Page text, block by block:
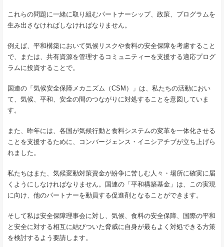
これらの問題に一緒に取り組むパートナーシップ、政策、プログラムを
生み出さなければしなければなりません。
例えば、平和構築において気候リスクや食料の安全保障を考慮すること
で、または、共有資源を管理するコミュニティーを支援する適応プログ
ラムに投資することで。
国連の「気候安全保障メカニズム（CSM）」は、私たちの活動におい
て、気候、平和、安全の間のつながりに対処することを意図していま
す。
また、昨年には、各国が気候行動と食料システムの変革を一体化させる
ことを支援するために、コンバージェンス・イニシアチブが立ち上げら
れました。
私たちはまた、気候変動対策資金が紛争に苦しむ人々・場所に確実に届
くようにしなければなりません。国連の「平和構築基金」は、この実現
に向け、他のパートナーを動員する促進剤となることができます。
そして私は安全保障理事会に対し、気候、食料の安全保障、国際の平和
と安全に対する相互に結びついた脅威に自身が最もよく対処できる方策
を検討するよう要請します。